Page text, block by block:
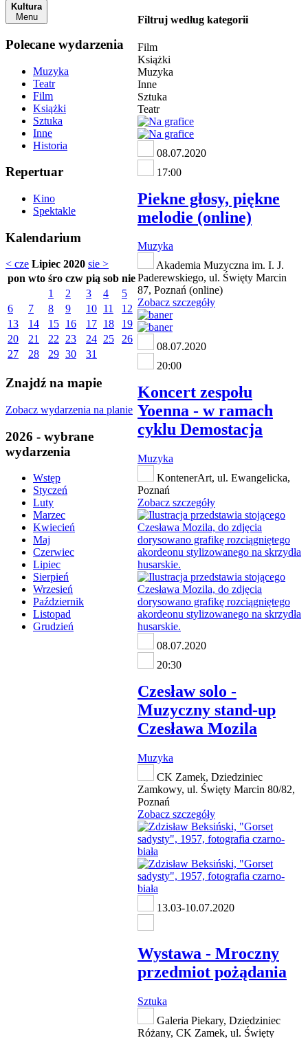
Kultura
Menu
Polecane wydarzenia
Muzyka
Teatr
Film
Książki
Sztuka
Inne
Historia
Repertuar
Kino
Spektakle
Kalendarium
< cze Lipiec 2020 sie >
pon wto śro czw pią sob nie
1
2 3 4
5
6
7 8 9 10 11
12
13
14 15 16 17 18
19
20
21 22 23 24 25
26
27
28 29 30 31
Znajdź na mapie
Zobacz wydarzenia na planie
2026 - wybrane
wydarzenia
Wstęp
Styczeń
Luty
Marzec
Kwiecień
Maj
Czerwiec
Lipiec
Sierpień
Wrzesień
Październik
Listopad
Grudzień
Filtruj według kategorii
Film
Książki
Muzyka
Inne
Sztuka
Teatr
08.07.2020
17:00
Piekne głosy, piękne
melodie (online)
Muzyka
Akademia Muzyczna im. I. J.
Paderewskiego, ul. Święty Marcin
87, Poznań (online)
Zobacz szczegóły
08.07.2020
20:00
Koncert zespołu
Yoenna - w ramach
cyklu Demostacja
Muzyka
KontenerArt, ul. Ewangelicka,
Poznań
Zobacz szczegóły
08.07.2020
20:30
Czesław solo -
Muzyczny stand-up
Czesława Mozila
Muzyka
CK Zamek, Dziedziniec
Zamkowy, ul. Święty Marcin 80/82,
Poznań
Zobacz szczegóły
13.03-10.07.2020
Wystawa - Mroczny
przedmiot pożądania
Sztuka
Galeria Piekary, Dziedziniec
Różany, CK Zamek, ul. Święty